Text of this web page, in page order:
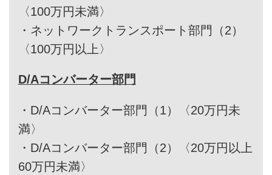
〈100万円未満〉
・ ネットワークトランスポート部門（2）
〈100万円以上〉
D/Aコンバーター部門
・ D/Aコンバーター部門（1）〈20万円未
満〉
・ D/Aコンバーター部門（2）〈20万円以上
60万円未満〉